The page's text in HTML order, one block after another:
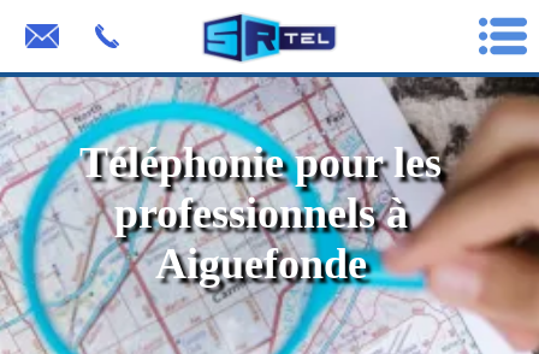
Téléphonie pour les
professionnels à
Aiguefonde